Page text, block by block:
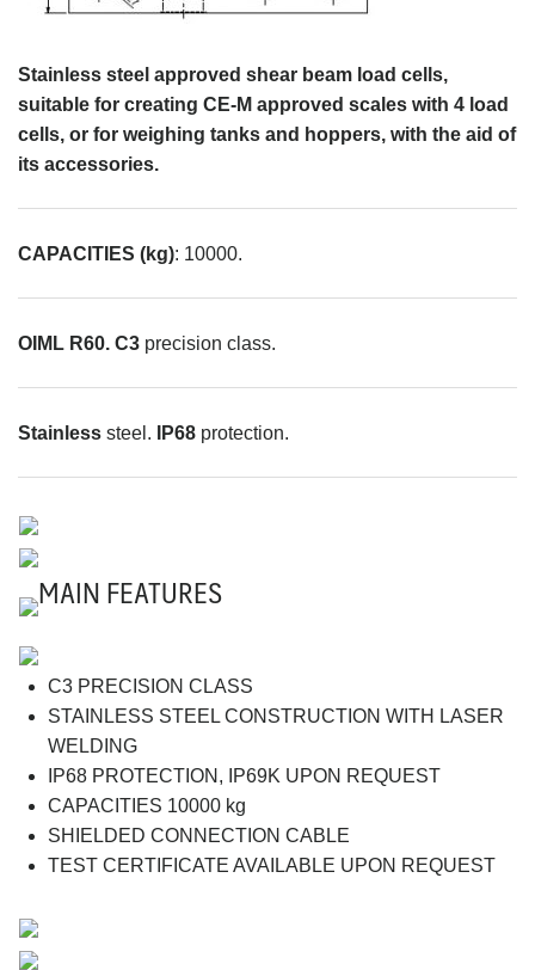
Stainless steel approved shear beam load cells,
suitable for creating CE-M approved scales with 4 load
cells, or for weighing tanks and hoppers, with the aid of
its accessories.
CAPACITIES (kg): 10000.
OIML R60. C3 precision class.
Stainless steel. IP68 protection.
MAIN FEATURES
C3 PRECISION CLASS
STAINLESS STEEL CONSTRUCTION WITH LASER
WELDING
IP68 PROTECTION, IP69K UPON REQUEST
CAPACITIES 10000 kg
SHIELDED CONNECTION CABLE
TEST CERTIFICATE AVAILABLE UPON REQUEST